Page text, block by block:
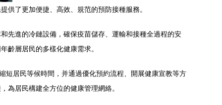
供了更加便捷、高效、規范的預防接種服務。
先進的冷鏈設備，確保疫苗儲存、運輸和接種全過程的安
齡層居民的多樣化健康需求。
短居民等候時間，并通過優化預約流程、開展健康宣教等方
為居民構建全方位的健康管理網絡。